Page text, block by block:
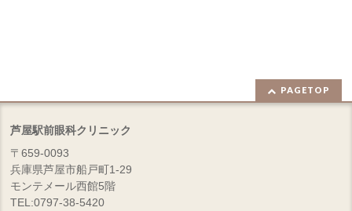
PAGETOP
芦屋駅前眼科クリニック
〒659-0093
兵庫県芦屋市船戸町1-29
モンテメール西館5階
TEL:0797-38-5420